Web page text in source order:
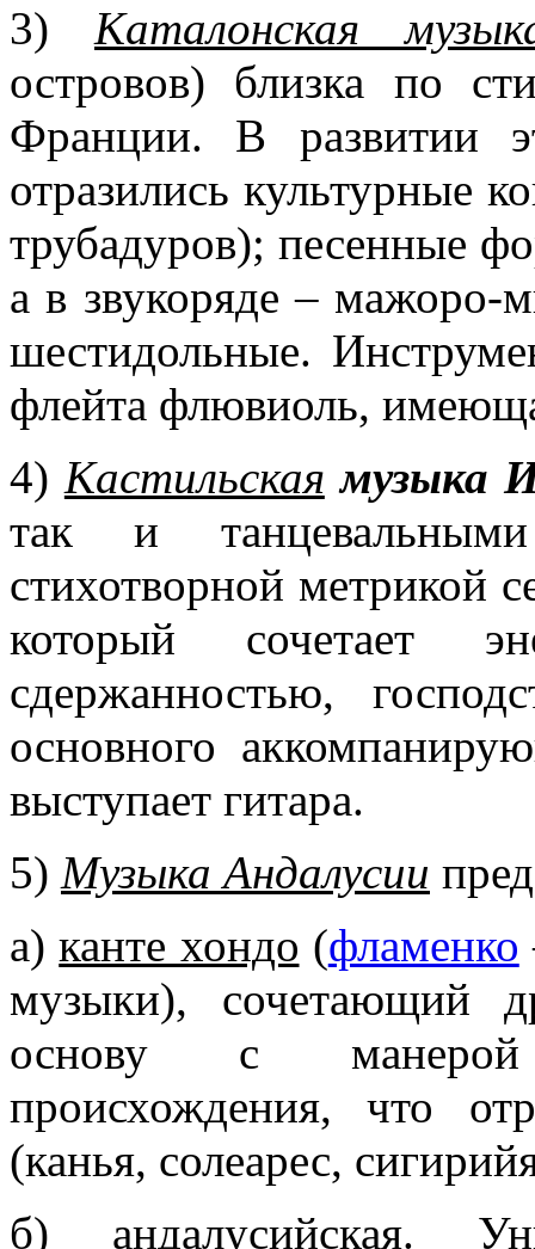
3) Каталонская
островов) близка по
Франции. В развитии
отразились культурные
трубадуров); песенные
а в звукоряде – мажоро-
шестидольные.
флейта флювиоль,
4) Кастильская музыка
так и
стихотворной метрикой
который сочетает
сдержанностью,
основного
выступает гитара.
5) Музыка Андалусии
а)канте хондо (фламенко
музыки), сочетающий
основу с манерой
происхождения, что
(канья, солеарес,
б) андалусийская.